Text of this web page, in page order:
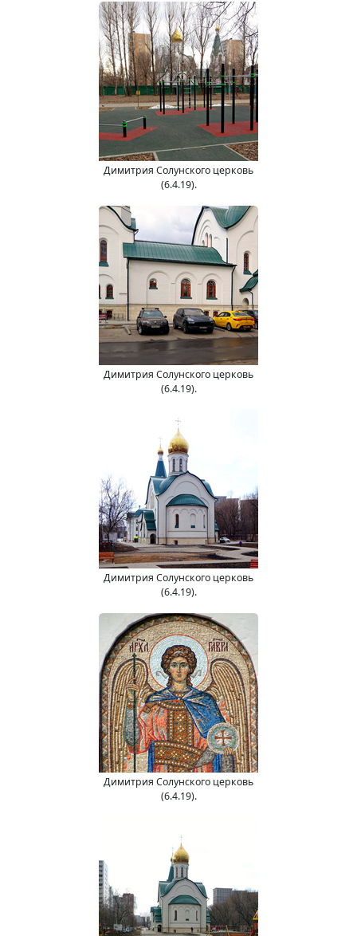
Димитрия Солунского церковь
(6.4.19).
Димитрия Солунского церковь
(6.4.19).
Димитрия Солунского церковь
(6.4.19).
Димитрия Солунского церковь
(6.4.19).